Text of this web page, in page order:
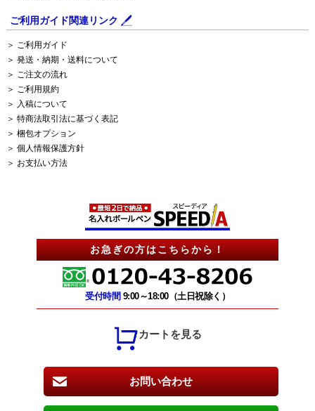
お急ぎの方はこちらから！
受付時間 9:00～18:00（土日祝除く）
カートを見る
お問い合わせ
ご利用ガイド関連リンク
＞ ご利用ガイド
＞ 発送・納期・送料について
＞ ご注文の流れ
＞ ご利用規約
＞ 入稿について
＞ 特商法取引法に基づく表記
＞ 梱包オプション
＞ 個人情報保護方針
＞ お支払い方法